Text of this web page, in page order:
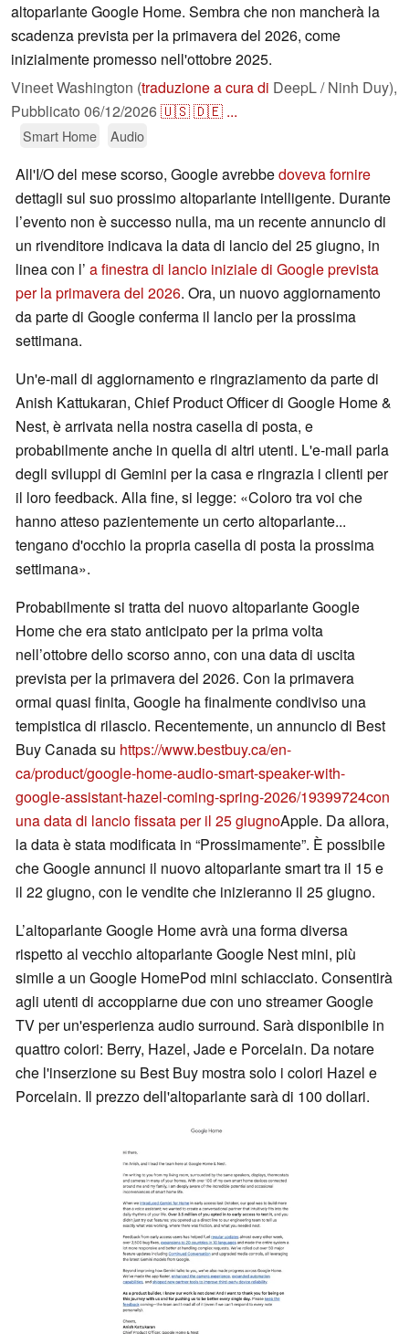
altoparlante Google Home. Sembra che non mancherà la
scadenza prevista per la primavera del 2026, come
inizialmente promesso nell'ottobre 2025.
Vineet Washington (traduzione a cura di DeepL / Ninh Duy),
Pubblicato 06/12/2026🇺🇸🇩🇪 ...
Smart Home Audio
All'I/O del mese scorso, Google avrebbedoveva fornire
dettagli sul suo prossimo altoparlante intelligente. Durante
l’evento non è successo nulla, ma un recente annuncio di
un rivenditore indicava la data di lancio del 25 giugno, in
linea con l’ a finestra di lancio iniziale di Google prevista
per la primavera del 2026. Ora, un nuovo aggiornamento
da parte di Google conferma il lancio per la prossima
settimana.
Un'e-mail di aggiornamento e ringraziamento da parte di
Anish Kattukaran, Chief Product Officer di Google Home &
Nest, è arrivata nella nostra casella di posta, e
probabilmente anche in quella di altri utenti. L'e-mail parla
degli sviluppi di Gemini per la casa e ringrazia i clienti per
il loro feedback. Alla fine, si legge: «Coloro tra voi che
hanno atteso pazientemente un certo altoparlante...
tengano d'occhio la propria casella di posta la prossima
settimana».
Probabilmente si tratta del nuovo altoparlante Google
Home che era stato anticipato per la prima volta
nell’ottobre dello scorso anno, con una data di uscita
prevista per la primavera del 2026. Con la primavera
ormai quasi finita, Google ha finalmente condiviso una
tempistica di rilascio. Recentemente, un annuncio di Best
Buy Canada su https://www.bestbuy.ca/en-
ca/product/google-home-audio-smart-speaker-with-
google-assistant-hazel-coming-spring-2026/19399724con
una data di lancio fissata per il 25 giugnoApple. Da allora,
la data è stata modificata in “Prossimamente”. È possibile
che Google annunci il nuovo altoparlante smart tra il 15 e
il 22 giugno, con le vendite che inizieranno il 25 giugno.
L’altoparlante Google Home avrà una forma diversa
rispetto al vecchio altoparlante Google Nest mini, più
simile a un Google HomePod mini schiacciato. Consentirà
agli utenti di accoppiarne due con uno streamer Google
TV per un'esperienza audio surround. Sarà disponibile in
quattro colori: Berry, Hazel, Jade e Porcelain. Da notare
che l'inserzione su Best Buy mostra solo i colori Hazel e
Porcelain. Il prezzo dell'altoparlante sarà di 100 dollari.